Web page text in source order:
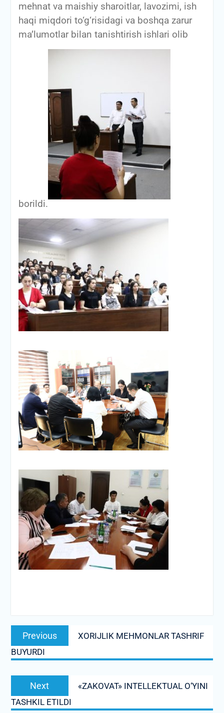
mehnat va maishiy sharoitlar, lavozimi, ish
haqi miqdori to‘g‘risidagi va boshqa zarur
ma’lumotlar bilan tanishtirish ishlari olib
borildi.
Post
menyusi
Previous
post:
XORIJLIK MEHMONLAR TASHRIF
BUYURDI
Next
post:
«ZAKOVAT» INTELLEKTUAL O‘YINI
TASHKIL ETILDI